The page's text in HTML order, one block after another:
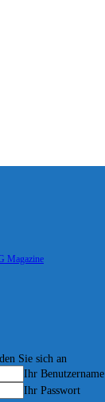
Magazine
Sie sich an
Ihr Benutzername
Ihr Passwort